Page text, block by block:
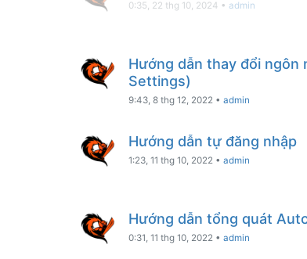
0:35, 22 thg 10, 2024 • admin
Hướng dẫn thay đổi ngôn
Settings)
9:43, 8 thg 12, 2022 • admin
Hướng dẫn tự đăng nhập
1:23, 11 thg 10, 2022 • admin
Hướng dẫn tổng quát
0:31, 11 thg 10, 2022 • admin